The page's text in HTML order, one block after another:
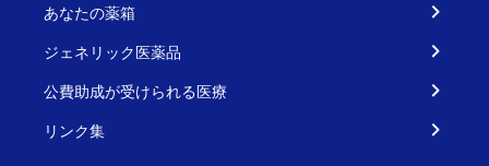
あなたの薬箱
ジェネリック医薬品
公費助成が受けられる医療
リンク集